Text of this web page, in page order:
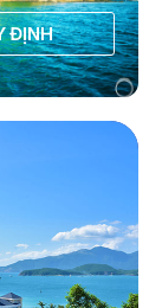
ĐỊNH